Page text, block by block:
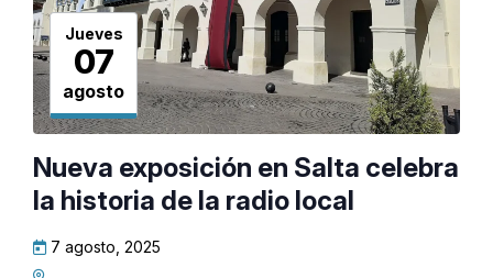
Jueves
07
agosto
Nueva exposición en Salta celebra
la historia de la radio local
7 agosto, 2025